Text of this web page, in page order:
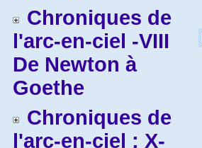
Chroniques de
l'arc-en-ciel -VIII
De Newton à
Goethe
Chroniques de
l'arc-en-ciel : X-